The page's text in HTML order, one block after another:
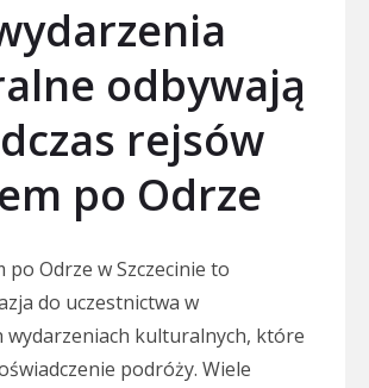
odbywają
rejsów
po Odrze
po Odrze w Szczecinie to
do uczestnictwa w
wydarzeniach kulturalnych, które
podróży. Wiele